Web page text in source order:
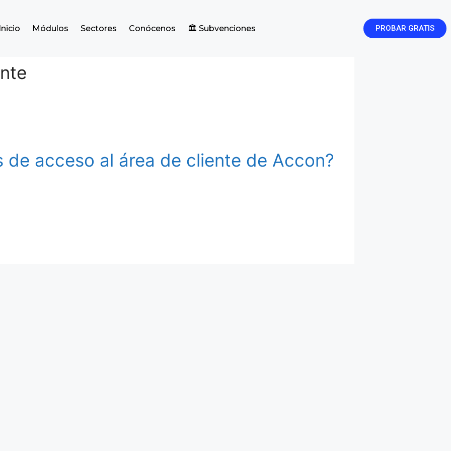
Inicio Módulos Sectores Conócenos 🏛️ Subvenciones PROBAR GRATIS
de acceso al área de cliente de Accon?